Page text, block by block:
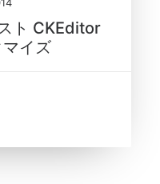
ト CKEditor
イズ